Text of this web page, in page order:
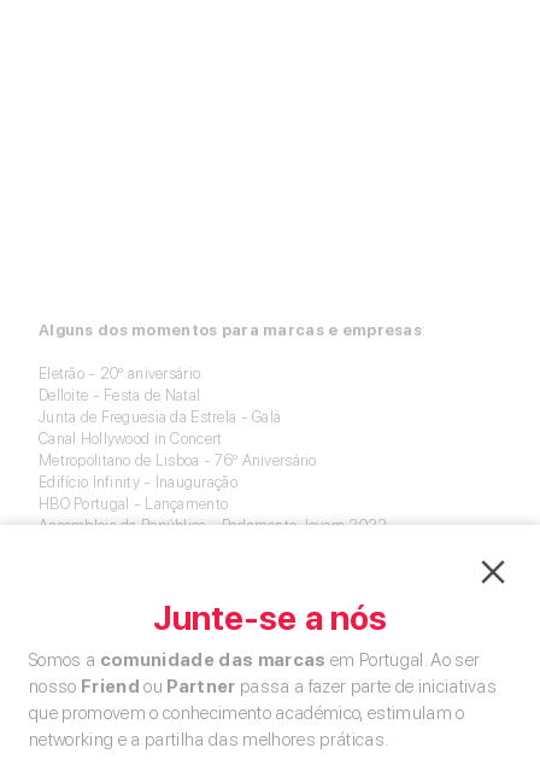
Alguns dos momentos para marcas e empresas:
Eletrão - 20º aniversário
Delloite - Festa de Natal
Junta de Freguesia da Estrela - Gala
Canal Hollywood in Concert
Metropolitano de Lisboa - 76º Aniversário
Edifício Infinity - Inauguração
HBO Portugal - Lançamento
Assembleia da República - Parlamento Jovem 2022
presente no lançamento do 1º
Portugal”, no início de 2026, transformando a apresentação
num momento intimista e de enorme sensibilidade, comovendo
todos os convidados.
Media e Publicidade
Junte-se a nós
Somos a comunidade das marcas em Portugal. Ao ser
nosso Friend ou Partner passa a fazer parte de iniciativas
que promovem o conhecimento académico, estimulam o
networking e a partilha das melhores práticas.